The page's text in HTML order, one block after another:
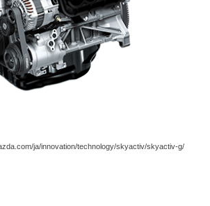
ja/innovation/technology/skyactiv/skyactiv-g/